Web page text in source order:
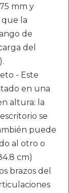
mm y
que la
de
del
- Este
en una
altura: la
se
puede
al otro o
cm)
brazos del